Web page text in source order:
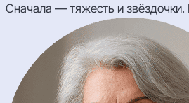
Сначала — тяжесть и звёздочки.